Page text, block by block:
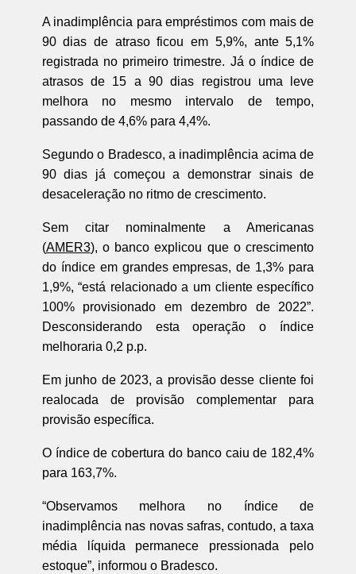
A inadimplência para empréstimos com mais de
90 dias de atraso ficou em 5,9%, ante 5,1%
registrada no primeiro trimestre. Já o índice de
atrasos de 15 a 90 dias registrou uma leve
melhora no mesmo intervalo de tempo,
passando de 4,6% para 4,4%.
Segundo o Bradesco, a inadimplência acima de
90 dias já começou a demonstrar sinais de
desaceleração no ritmo de crescimento.
Sem citar nominalmente a Americanas
(AMER3), o banco explicou que o crescimento
do índice em grandes empresas, de 1,3% para
1,9%, “está relacionado a um cliente específico
100% provisionado em dezembro de 2022”.
Desconsiderando esta operação o índice
melhoraria 0,2 p.p.
Em junho de 2023, a provisão desse cliente foi
realocada de provisão complementar para
provisão específica.
O índice de cobertura do banco caiu de 182,4%
para 163,7%.
“Observamos melhora no índice de
inadimplência nas novas safras, contudo, a taxa
média líquida permanece pressionada pelo
estoque”, informou o Bradesco.